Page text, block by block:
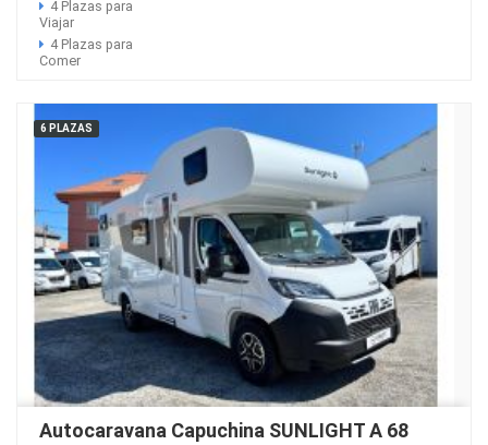
4 Plazas para
Viajar
4 Plazas para
Comer
6 PLAZAS
Autocaravana Capuchina SUNLIGHT A 68